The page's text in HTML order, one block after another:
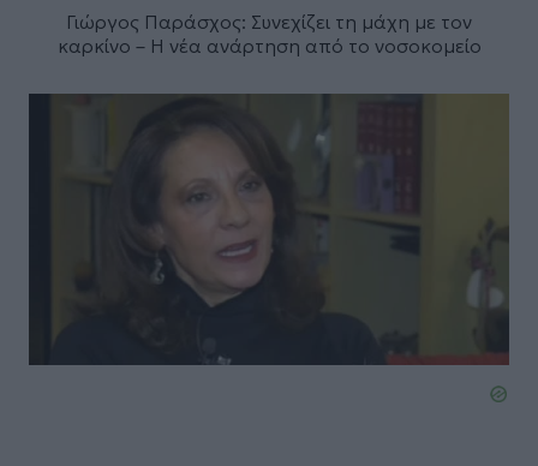
Γιώργος Παράσχος: Συνεχίζει τη μάχη με τον
καρκίνο – Η νέα ανάρτηση από το νοσοκομείο